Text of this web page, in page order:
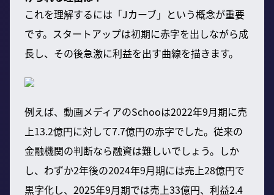
これを理解するには「Jカーブ」という概念が重要
です。スタートアップは初期に赤字を出しながら成
長し、その後急激に利益を出す曲線を描きます。
例えば、動画メディアのSchooは2022年9月期に売
上13.2億円に対して7.7億円の赤字でした。従来の
金融機関の判断なら融資は難しいでしょう。しか
し、わずか2年後の2024年9月期には売上28億円で
黒字化し、2025年9月期では売上33億円、利益2.4